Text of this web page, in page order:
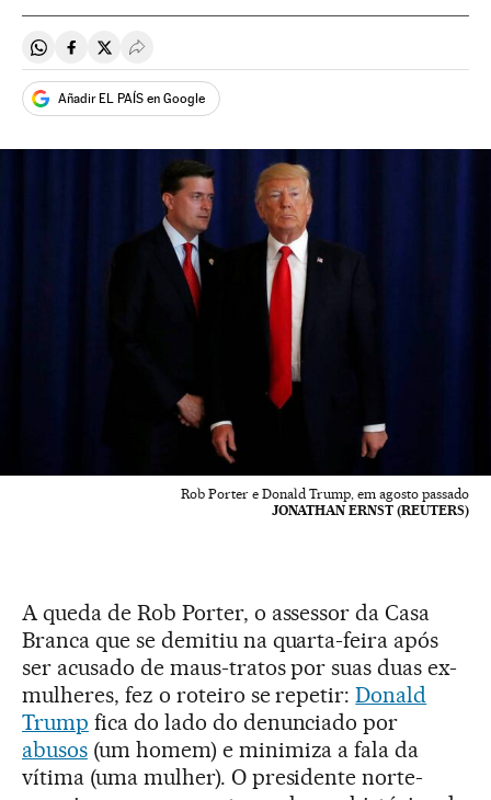
Compartir en Whatsapp
Compartir en Facebook
Compartir en Twitter
Desplegar Redes Sociales
Añadir EL PAÍS en Google
Rob Porter e Donald Trump, em agosto passado
JONATHAN ERNST (REUTERS)
A queda de Rob Porter, o assessor da Casa
Branca que se demitiu na quarta-feira após
ser acusado de maus-tratos por suas duas ex-
mulheres, fez o roteiro se repetir:Donald
Trump fica do lado do denunciado por
abusos(um homem) e minimiza a fala da
vítima (uma mulher). O presidente norte-